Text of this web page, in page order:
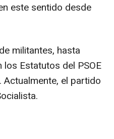
este sentido desde
militantes, hasta
Estatutos del PSOE
el partido